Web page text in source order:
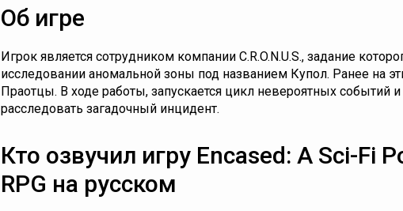
Об игре
Игрок является сотрудником компании C.R.O.N.U.S., задание
исследовании аномальной зоны под названием Купол. Ранее на
Праотцы. В ходе работы, запускается цикл невероятных событий
расследовать загадочный инцидент.
Кто озвучил игру Encased: A Sci-Fi
RPG на русском